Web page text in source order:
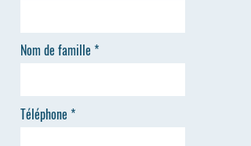
Nom de famille
Téléphone